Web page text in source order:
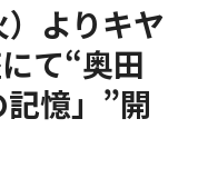
よりキヤ
て“奥田
憶」”開